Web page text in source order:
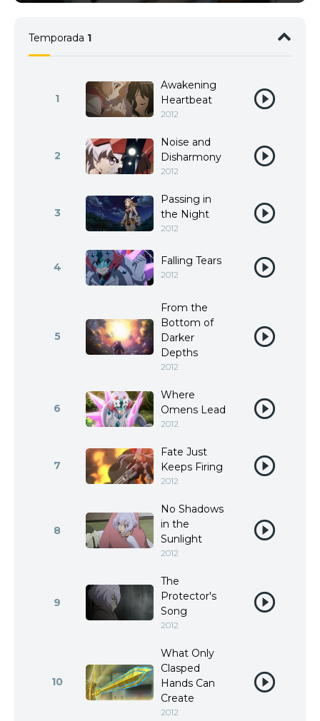
Temporada 1
1
Awakening
Heartbeat
2012
2
Noise and
Disharmony
2012
3
Passing in
the Night
2012
4 Falling Tears
2012
5
From the
Bottom of
Darker
Depths
2012
6
Where
Omens Lead
2012
7
Fate Just
Keeps Firing
2012
8
No Shadows
in the
Sunlight
2012
9
The
Protector's
Song
2012
10
What Only
Clasped
Hands Can
Create
2012